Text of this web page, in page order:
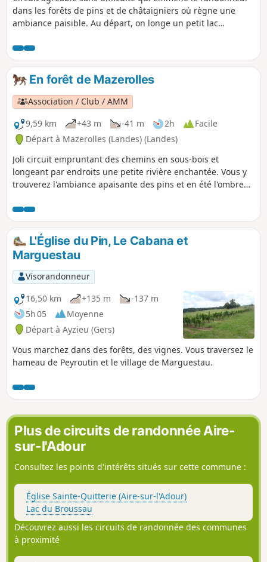
dans les forêts de pins et de châtaigniers où règne une
ambiance paisible. Au départ, on longe un petit lac
En forêt de Mazerolles
Association / Club / AMM
9,59 km
+43 m -41 m 2h
Facile
Départ à Mazerolles (Landes) (Landes)
Joli circuit empruntant des chemins en sous-bois et
longeant par endroits une petite rivière enchantée. Vous y
trouverez l'ambiance apaisante des pins et en été l'ombre
le (5), l'ancien chemin communal borde une propriété
sylvicole ; il est impérativement demandé de rester sur le
chemin et de ne pas pénétrer dans la propriété sylvicole. Ce
circuit est calibré pour une randonnée équestre.
L'Église du Pin, Le Cabana et
Marguestau
Visorandonneur
16,50 km
+135 m
-137 m
5h 05
Moyenne
Départ à Ayzieu (Gers)
Vous marchez dans des forêts, des vignes. Vous traversez le
hameau de Peyroutin et le village de Marguestau.
Plus de circuits de randonnée Aire-
sur-l'Adour
Consultez les points d'intérêts situés sur cette commune :
Église Sainte-Quitterie (Aire-sur-l'Adour)
Lac du Broussau
Découvrez aussi les circuits de randonnée des communes
à proximité